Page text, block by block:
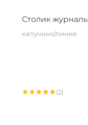
Столик
капучино/пиния
(2)